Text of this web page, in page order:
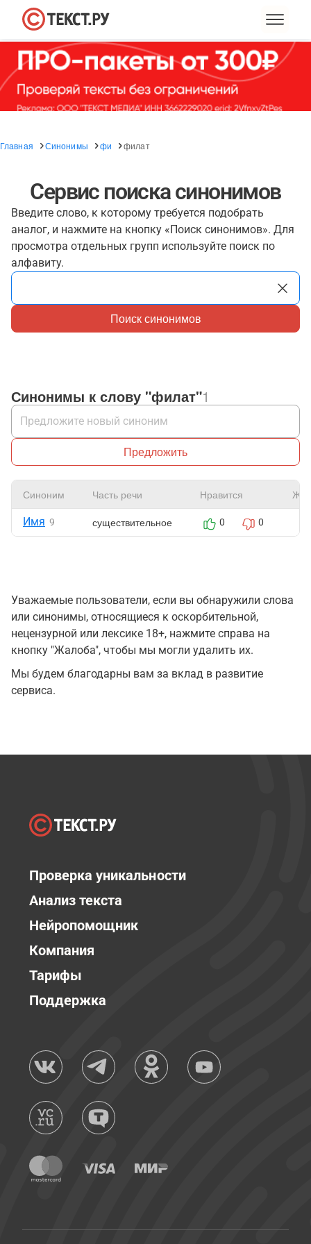
Главная Синонимы фи филат
Сервис поиска синонимов
Введите слово, к которому требуется подобрать
аналог, и нажмите на кнопку «Поиск синонимов». Для
просмотра отдельных групп используйте поиск по
алфавиту.
Поиск синонимов
Синонимы к слову "филат"1
Предложить
Синоним Часть речи Нравится
Имя 9 существительное 0 0
Уважаемые пользователи, если вы обнаружили слова
или синонимы, относящиеся к оскорбительной,
нецензурной или лексике 18+, нажмите справа на
кнопку "Жалоба", чтобы мы могли удалить их.
Мы будем благодарны вам за вклад в развитие
сервиса.
Проверка уникальности
Анализ текста
Нейропомощник
Компания
Тарифы
Поддержка